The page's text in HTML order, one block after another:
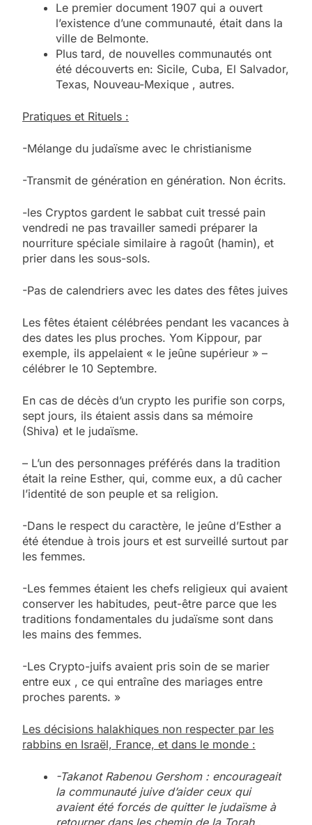
Le premier document 1907 qui a ouvert
l’existence d’une communauté, était dans la
ville de Belmonte.
Plus tard, de nouvelles communautés ont
été découverts en: Sicile, Cuba, El Salvador,
Texas, Nouveau-Mexique , autres.
Pratiques et Rituels :
-Mélange du judaïsme avec le christianisme
-Transmit de génération en génération. Non écrits.
-les Cryptos gardent le sabbat cuit tressé pain
vendredi ne pas travailler samedi préparer la
nourriture spéciale similaire à ragoût (hamin), et
prier dans les sous-sols.
-Pas de calendriers avec les dates des fêtes juives
Les fêtes étaient célébrées pendant les vacances à
des dates les plus proches. Yom Kippour, par
exemple, ils appelaient « le jeûne supérieur » –
célébrer le 10 Septembre.
En cas de décès d’un crypto les purifie son corps,
sept jours, ils étaient assis dans sa mémoire
(Shiva) et le judaïsme.
– L’un des personnages préférés dans la tradition
était la reine Esther, qui, comme eux, a dû cacher
l’identité de son peuple et sa religion.
-Dans le respect du caractère, le jeûne d’Esther a
été étendue à trois jours et est surveillé surtout par
les femmes.
-Les femmes étaient les chefs religieux qui avaient
conserver les habitudes, peut-être parce que les
traditions fondamentales du judaïsme sont dans
les mains des femmes.
-Les Crypto-juifs avaient pris soin de se marier
entre eux , ce qui entraîne des mariages entre
proches parents. »
Les décisions halakhiques non respecter par les
rabbins en Israël, France, et dans le monde :
-Takanot Rabenou Gershom : encourageait
la communauté juive d’aider ceux qui
avaient été forcés de quitter le judaïsme à
retourner dans les chemin de la Torah .